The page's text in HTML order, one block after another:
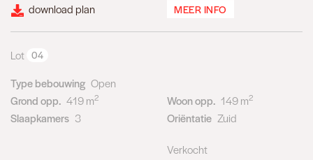
download plan MEER INFO
Lot 04
Type bebouwing Open
Grond opp. 419 m2 Woon opp. 149 m2
Slaapkamers 3 Oriëntatie Zuid
Verkocht